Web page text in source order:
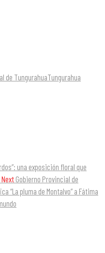
de TungurahuaTungurahua
una exposición floral que
Next Gobierno Provincial de
“La pluma de Montalvo” a Fátima